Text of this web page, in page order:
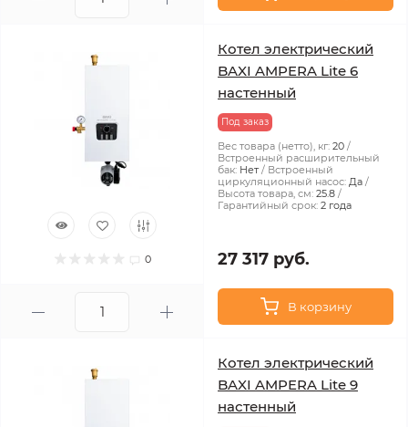
0
Котел электрический
BAXI AMPERA Lite 6
настенный
Под заказ
Вес товара (нетто), кг: 20
Встроенный расширительный
бак: Нет
Встроенный
циркуляционный насос: Да
Высота товара, см: 25.8
Гарантийный срок: 2 года
27 317 руб.
В корзину
Котел электрический
BAXI AMPERA Lite 9
настенный